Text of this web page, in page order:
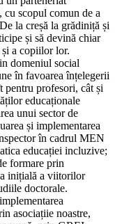
scopul comun de a
la creșă la grădiniță și
și să devină chiar
a copiilor lor.
domeniul social
în favoarea înțelegerii
profesori, cât și
educaționale
unui sector de
și implementarea
în cadrul MEN
educației incluzive;
formare prin
inițială a viitorilor
doctorale.
asociațiie noastre,